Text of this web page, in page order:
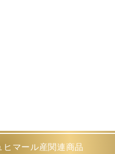
マール産関連商品